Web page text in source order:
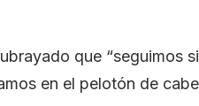
que “seguimos
en el pelotón de